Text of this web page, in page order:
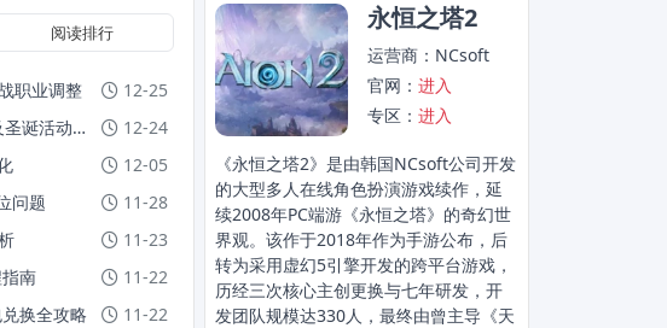
阅读排行
职业调整
12-25
活动详情
12-24
12-05
问题
11-28
11-23
南
11-22
换全攻略
11-22
永恒之塔2
运营商：NCsoft
官网： 进入
专区： 进入
《永恒之塔2》是由韩国NCsoft公司开发
的大型多人在线角色扮演游戏续作，延
续2008年PC端游《永恒之塔》的奇幻世
界观。该作于2018年作为手游公布，后
转为采用虚幻5引擎开发的跨平台游戏，
历经三次核心主创更换与七年研发，开
发团队规模达330人，最终由曾主导《天